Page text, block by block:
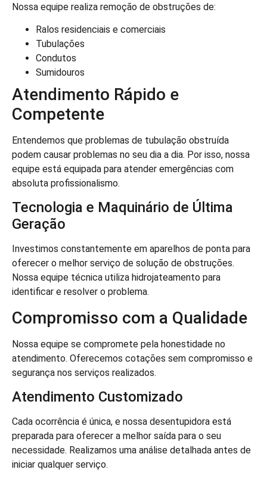
Nossa equipe realiza remoção de obstruções de:
Ralos residenciais e comerciais
Tubulações
Condutos
Sumidouros
Atendimento Rápido e
Competente
Entendemos que problemas de tubulação obstruída
podem causar problemas no seu dia a dia. Por isso, nossa
equipe está equipada para atender emergências com
absoluta profissionalismo.
Tecnologia e Maquinário de Última
Geração
Investimos constantemente em aparelhos de ponta para
oferecer o melhor serviço de solução de obstruções.
Nossa equipe técnica utiliza hidrojateamento para
identificar e resolver o problema.
Compromisso com a Qualidade
Nossa equipe se compromete pela honestidade no
atendimento. Oferecemos cotações sem compromisso e
segurança nos serviços realizados.
Atendimento Customizado
Cada ocorrência é única, e nossa desentupidora está
preparada para oferecer a melhor saída para o seu
necessidade. Realizamos uma análise detalhada antes de
iniciar qualquer serviço.